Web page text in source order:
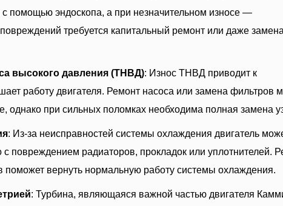
помощью эндоскопа, а при незначительном износе —
требуется капитальный ремонт или даже замена
высокого давления (ТНВД): Износ ТНВД приводит к
работу двигателя. Ремонт насоса или замена фильтров
однако при сильных поломках необходима полная замена
: Из-за неисправностей системы охлаждения двигатель
повреждением радиаторов, прокладок или уплотнителей.
вернуть нормальную работу системы охлаждения.
: Турбина, являющаяся важной частью двигателя